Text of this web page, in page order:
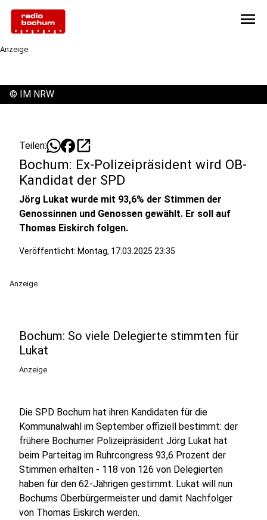
menu
Anzeige
© IM NRW
Teilen: open_in_new
Bochum: Ex-Polizeipräsident wird OB-
Kandidat der SPD
Jörg Lukat wurde mit 93,6% der Stimmen der
Genossinnen und Genossen gewählt. Er soll auf
Thomas Eiskirch folgen.
Veröffentlicht: Montag, 17.03.2025 23:35
Anzeige
Bochum: So viele Delegierte stimmten für
Lukat
Anzeige
Die SPD Bochum hat ihren Kandidaten für die
Kommunalwahl im September offiziell bestimmt: der
frühere Bochumer Polizeipräsident Jörg Lukat hat
beim Parteitag im Ruhrcongress 93,6 Prozent der
Stimmen erhalten - 118 von 126 von Delegierten
haben für den 62-Jährigen gestimmt. Lukat will nun
Bochums Oberbürgermeister und damit Nachfolger
von Thomas Eiskirch werden.